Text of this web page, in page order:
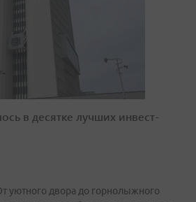
в десятке лучших инвест-
уютного двора до горнолыжного